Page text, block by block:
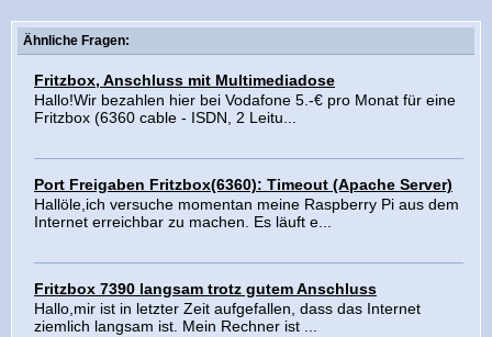
Ähnliche Fragen:
Fritzbox, Anschluss mit Multimediadose
Hallo!Wir bezahlen hier bei Vodafone 5.-€ pro Monat für eine
Fritzbox (6360 cable - ISDN, 2 Leitu...
Port Freigaben Fritzbox(6360): Timeout (Apache Server)
Hallöle,ich versuche momentan meine Raspberry Pi aus dem
Internet erreichbar zu machen. Es läuft e...
Fritzbox 7390 langsam trotz gutem Anschluss
Hallo,mir ist in letzter Zeit aufgefallen, dass das Internet
ziemlich langsam ist. Mein Rechner ist ...